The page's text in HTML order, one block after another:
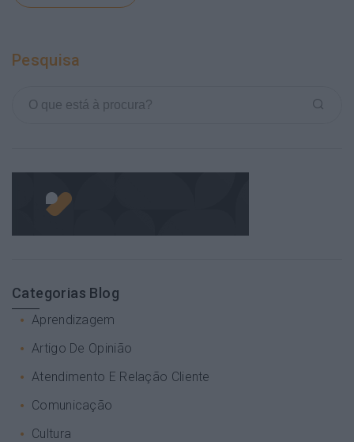
Pesquisa
Categorias Blog
Aprendizagem
Artigo De Opinião
Atendimento E Relação Cliente
Comunicação
Cultura